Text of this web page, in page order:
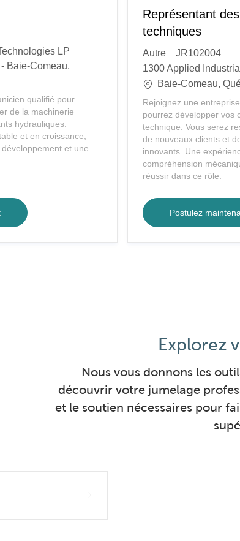
LP
Baie-Comeau,
qualifié pour
de la machinerie
hydrauliques.
et en croissance,
et une
Mecanicien
Représentant
techniques
C
a
t
g
o
r
y
Autre
JR102004
1300 Applied
E
m
p
l
a
c
e
e
n
Baie-Comeau,
Rejoignez une
pourrez développer vos
technique. Vous serez
de nouveaux clients et
innovants. Une
compréhension
réussir dans ce rôle.
Postulez
Explorez
Nous vous donnons les
découvrir votre jumelage
et le soutien nécessaires pour